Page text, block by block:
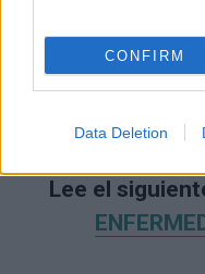
CONFIRM
Data Deletion
Lee el